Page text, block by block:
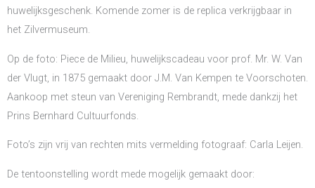
huwelijksgeschenk. Komende zomer is de replica verkrijgbaar in
het Zilvermuseum.
Op de foto: Piece de Milieu, huwelijkscadeau voor prof. Mr. W. Van
der Vlugt, in 1875 gemaakt door J.M. Van Kempen te Voorschoten.
Aankoop met steun van Vereniging Rembrandt, mede dankzij het
Prins Bernhard Cultuurfonds.
Foto’s zijn vrij van rechten mits vermelding fotograaf: Carla Leijen.
De tentoonstelling wordt mede mogelijk gemaakt door: